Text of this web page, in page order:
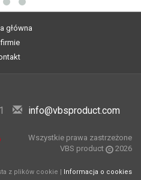
główna
info@vbsproduct.com
Wszystkie prawa zastrzeżone
VBS product
2026
z plików cookie | Informacja o cookies